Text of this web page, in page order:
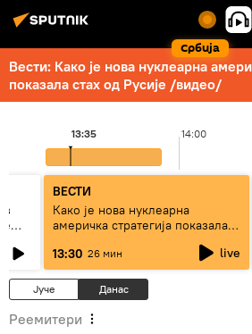
Србија
Вести: Како је нова нуклеарна
показала стах од Русије /видео/
14:00
13:35
ВЕСТИ
Како је нова нуклеарна
америчка стратегија показала
13:30 26 мин live
Јуче Данас
Реемитери